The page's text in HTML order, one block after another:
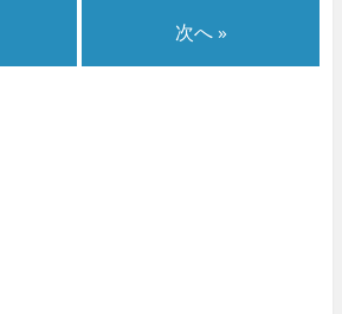
次へ »